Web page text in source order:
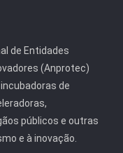
de Entidades
(Anprotec)
de
públicos e outras
e à inovação.